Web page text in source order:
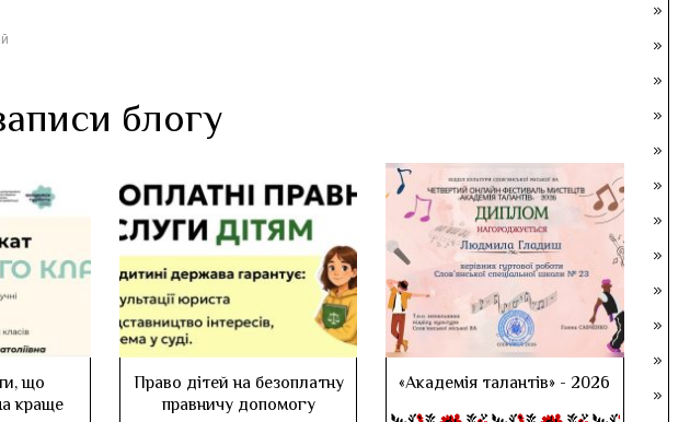
блогу
що
краще
Право дітей на безоплатну
правничу допомогу
«Академія талантів» - 2026